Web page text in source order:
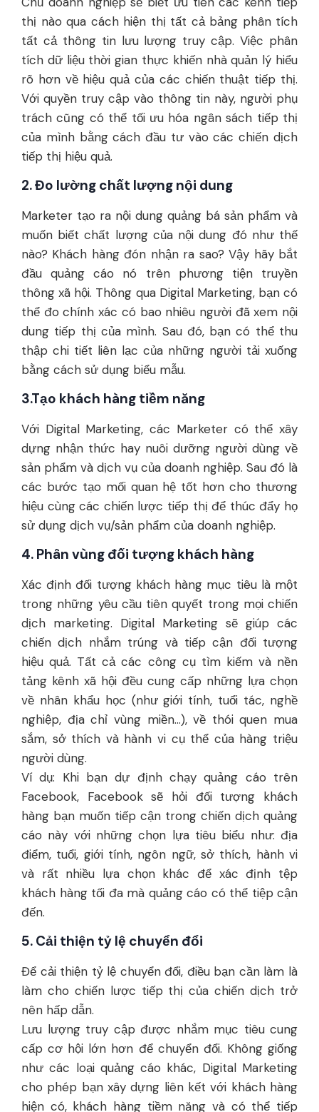
thị nào qua cách hiện thị tất cả bảng phân tích
tất cả thông tin lưu lượng truy cập. Việc phân
tích dữ liệu thời gian thực khiến nhà quản lý hiểu
rõ hơn về hiệu quả của các chiến thuật tiếp thị.
Với quyền truy cập vào thông tin này, người phụ
trách cũng có thể tối ưu hóa ngân sách tiếp thị
của mình bằng cách đầu tư vào các chiến dịch
tiếp thị hiệu quả.
2. Đo lường chất lượng nội dung
Marketer tạo ra nội dung quảng bá sản phẩm và
muốn biết chất lượng của nội dung đó như thế
nào? Khách hàng đón nhận ra sao? Vậy hãy bắt
đầu quảng cáo nó trên phương tiện truyền
thông xã hội. Thông qua Digital Marketing, bạn có
thể đo chính xác có bao nhiêu người đã xem nội
dung tiếp thị của mình. Sau đó, bạn có thể thu
thập chi tiết liên lạc của những người tải xuống
bằng cách sử dụng biểu mẫu.
3.Tạo khách hàng tiềm năng
Với Digital Marketing, các Marketer có thể xây
dựng nhận thức hay nuôi dưỡng người dùng về
sản phẩm và dịch vụ của doanh nghiệp. Sau đó là
các bước tạo mối quan hệ tốt hơn cho thương
hiệu cùng các chiến lược tiếp thị để thúc đẩy họ
sử dụng dịch vụ/sản phẩm của doanh nghiệp.
4. Phân vùng đối tượng khách hàng
Xác định đối tượng khách hàng mục tiêu là một
trong những yêu cầu tiên quyết trong mọi chiến
dịch marketing. Digital Marketing sẽ giúp các
chiến dịch nhắm trúng và tiếp cận đối tượng
hiệu quả. Tất cả các công cụ tìm kiếm và nền
tảng kênh xã hội đều cung cấp những lựa chọn
về nhân khẩu học (như giới tính, tuổi tác, nghề
nghiệp, địa chỉ vùng miền…), về thói quen mua
sắm, sở thích và hành vi cụ thể của hàng triệu
người dùng.
Ví dụ: Khi bạn dự định chạy quảng cáo trên
Facebook, Facebook sẽ hỏi đối tượng khách
hàng bạn muốn tiếp cận trong chiến dịch quảng
cáo này với những chọn lựa tiêu biểu như: địa
điểm, tuổi, giới tính, ngôn ngữ, sở thích, hành vi
và rất nhiều lựa chọn khác để xác định tệp
khách hàng tối đa mà quảng cáo có thể tiệp cận
đến.
5. Cải thiện tỷ lệ chuyển đổi
Để cải thiện tỷ lệ chuyển đổi, điều bạn cần làm là
làm cho chiến lược tiếp thị của chiến dịch trở
nên hấp dẫn.
Lưu lượng truy cập được nhắm mục tiêu cung
cấp cơ hội lớn hơn để chuyển đổi. Không giống
như các loại quảng cáo khác, Digital Marketing
cho phép bạn xây dựng liên kết với khách hàng
hiện có, khách hàng tiềm năng và có thể tiếp